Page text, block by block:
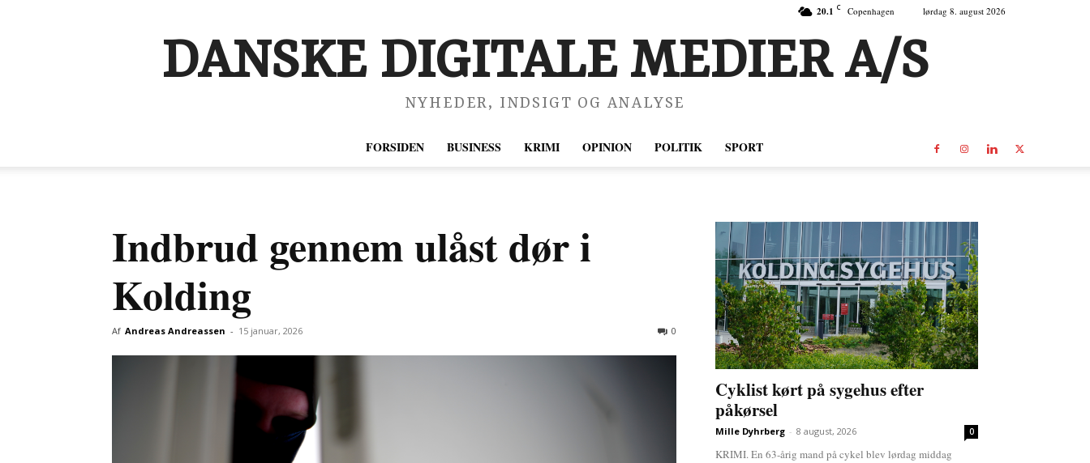
20.1 C Copenhagen lørdag 8. august 2026
DANSKE DIGITALE MEDIER A/S
NYHEDER, INDSIGT OG ANALYSE
FORSIDEN BUSINESS KRIMI OPINION POLITIK SPORT
Indbrud gennem ulåst dør i
Kolding
Af Andreas Andreassen - 15 januar, 2026 0
Cyklist kørt på sygehus efter
påkørsel
Mille Dyhrberg - 8 august, 2026 0
KRIMI. En 63-årig mand på cykel blev lørdag middag